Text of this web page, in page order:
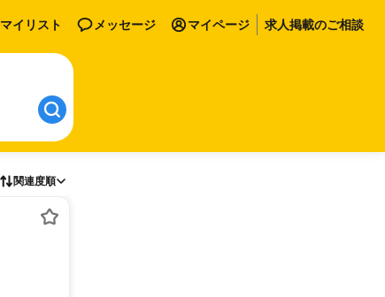
マイリスト メッセージ マイページ 求人掲載のご相談
関連度順